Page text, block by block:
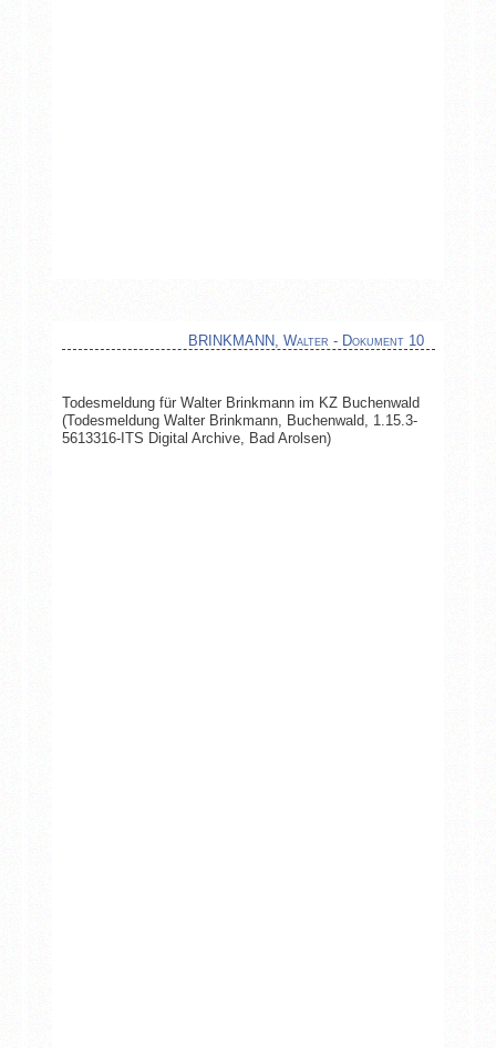
BRINKMANN, Walter - Dokument 10
Todesmeldung für Walter Brinkmann im KZ Buchenwald
(Todesmeldung Walter Brinkmann, Buchenwald, 1.15.3-
5613316-ITS Digital Archive, Bad Arolsen)